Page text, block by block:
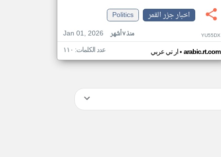
اخبار جزر القمر
Politics
Jan 01, 2026
منذ ٧ أشهر YU55DX
ار تي عربي• arabic.rt.com عدد الكلمات: ١١٠